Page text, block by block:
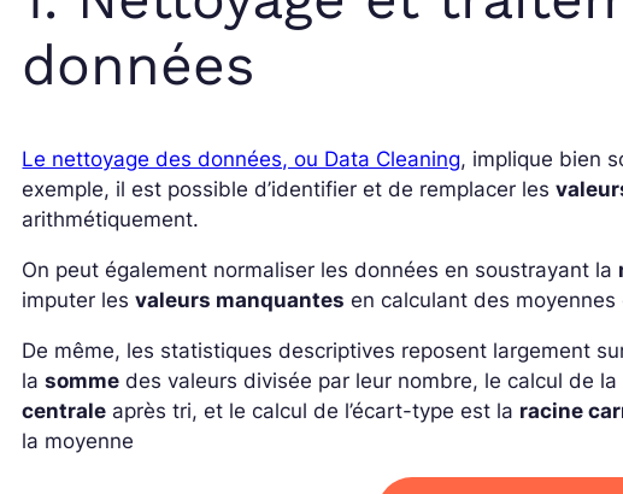
données
Le nettoyage des données, ou Data Cleaning, implique bien
exemple, il est possible d’identifier et de remplacer les
arithmétiquement.
On peut également normaliser les données en soustrayant la
imputer lesvaleurs manquantes en calculant des
De même, les statistiques descriptives reposent largement
lasomme des valeurs divisée par leur nombre, le calcul de la
centrale après tri, et le calcul de l’écart-type est la racine
la moyenne